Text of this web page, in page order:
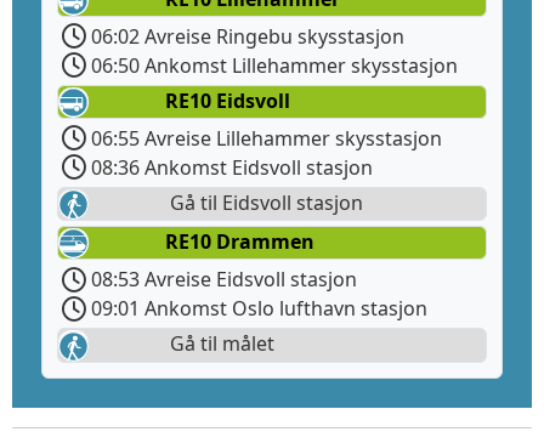
06:02 Avreise Ringebu skysstasjon
06:50 Ankomst Lillehammer skysstasjon
RE10 Eidsvoll
06:55 Avreise Lillehammer skysstasjon
08:36 Ankomst Eidsvoll stasjon
Gå til Eidsvoll stasjon
RE10 Drammen
08:53 Avreise Eidsvoll stasjon
09:01 Ankomst Oslo lufthavn stasjon
Gå til målet